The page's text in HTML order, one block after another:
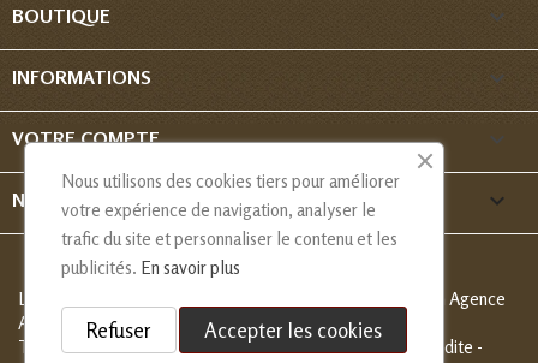
BOUTIQUE 
INFORMATIONS 
VOTRE COMPTE 
NOUS CONTACTER keyboard_arrow_down
Les Créations de Nadia - Copyright
© 2013-2026 - Création Agence
Alcaweb
Tous droits réservés, modèles déposés, reproduction interdite -
Nous utilisons des cookies tiers pour améliorer
votre expérience de navigation, analyser le
trafic du site et personnaliser le contenu et les
publicités. En savoir plus
Accepter les cookies
Refuser